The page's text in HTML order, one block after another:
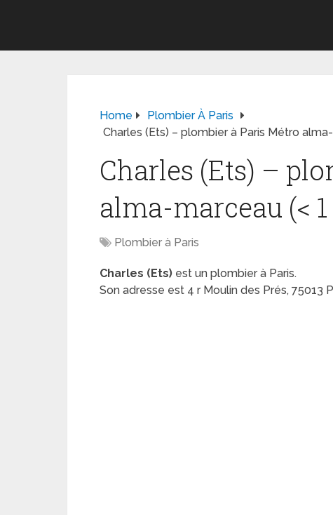
Home
Plombier À Paris
Charles (Ets) – plombier à Paris Métro
Charles (Ets) –
alma-marceau (<
Plombier à Paris
Charles (Ets) est un plombier à Paris.
Son adresse est 4 r Moulin des Prés, 75013